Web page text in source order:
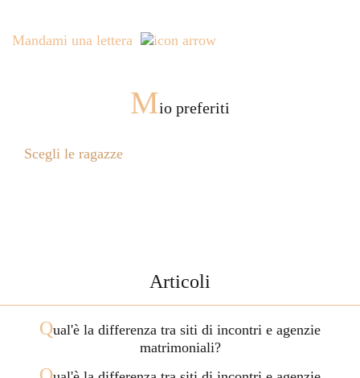
Mandami una lettera
Mio preferiti
Scegli le ragazze
Articoli
Qual'è la differenza tra siti di incontri e agenzie
matrimoniali?